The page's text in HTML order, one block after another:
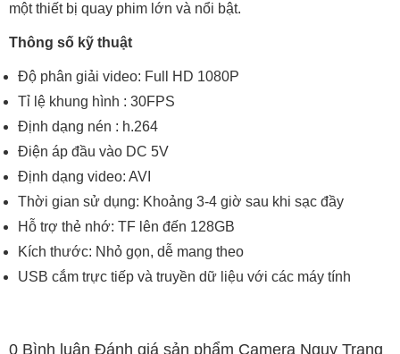
một thiết bị quay phim lớn và nổi bật.
Thông số kỹ thuật
Độ phân giải video: Full HD 1080P
Tỉ lệ khung hình : 30FPS
Định dạng nén : h.264
Điện áp đầu vào DC 5V
Định dạng video: AVI
Thời gian sử dụng: Khoảng 3-4 giờ sau khi sạc đầy
Hỗ trợ thẻ nhớ: TF lên đến 128GB
Kích thước: Nhỏ gọn, dễ mang theo
USB cắm trực tiếp và truyền dữ liệu với các máy tính
0 Bình luận Đánh giá sản phẩm Camera Ngụy Trang